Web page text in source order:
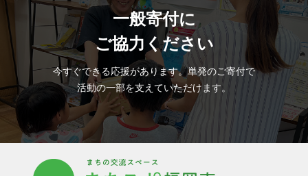
一般寄付に
ご協力ください
今すぐできる応援があります。単発のご寄付で
活動の一部を支えていただけます。